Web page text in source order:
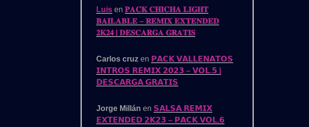
Luis en 𝐏𝐀𝐂𝐊 𝐂𝐇𝐈𝐂𝐇𝐀 𝐋𝐈𝐆𝐇𝐓
𝐁𝐀𝐈𝐋𝐀𝐁𝐋𝐄 – 𝐑𝐄𝐌𝐈𝐗 𝐄𝐗𝐓𝐄𝐍𝐃𝐄𝐃
𝟐𝐊𝟐𝟒 | 𝐃𝐄𝐒𝐂𝐀𝐑𝐆𝐀 𝐆𝐑𝐀𝐓𝐈𝐒
Carlos cruz en 𝗣𝗔𝗖𝗞 𝗩𝗔𝗟𝗟𝗘𝗡𝗔𝗧𝗢𝗦
𝗜𝗡𝗧𝗥𝗢𝗦 𝗥𝗘𝗠𝗜𝗫 𝟮𝟬𝟮𝟯 – 𝗩𝗢𝗟.𝟱 |
𝗗𝗘𝗦𝗖𝗔𝗥𝗚𝗔 𝗚𝗥𝗔𝗧𝗜𝗦
Jorge Millán en 𝗦𝗔𝗟𝗦𝗔 𝗥𝗘𝗠𝗜𝗫
𝗘𝗫𝗧𝗘𝗡𝗗𝗘𝗗 𝟮𝗞𝟮𝟯 – 𝗣𝗔𝗖𝗞 𝗩𝗢𝗟.𝟲